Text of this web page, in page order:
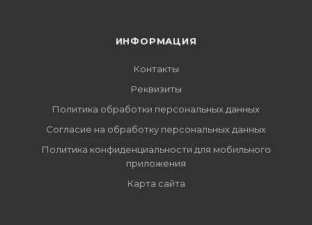
ИНФОРМАЦИЯ
Контакты
Реквизиты
Политика обработки персональных данных
Согласие на обработку персональных данных
Политика конфиденциальности для мобильного
приложения
Карта сайта